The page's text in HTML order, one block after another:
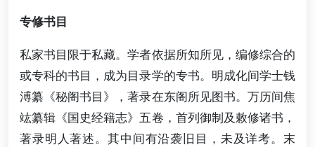
专修书目
私家书目限于私藏。学者依据所知所见，编修综合的
或专科的书目，成为目录学的专书。明成化间学士钱
溥纂《秘阁书目》，著录在东阁所见图书。万历间焦
竑纂辑《国史经籍志》五卷，首列御制及敕修诸书，
著录明人著述。其中间有沿袭旧目，未及详考。末